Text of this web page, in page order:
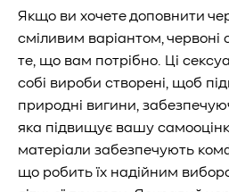
Якщо ви хочете доповнити
сміливим варіантом, червоні
те, що вам потрібно. Ці
собі вироби створені, щоб
природні вигини,
яка підвищує вашу
матеріали забезпечують
що робить їх надійним